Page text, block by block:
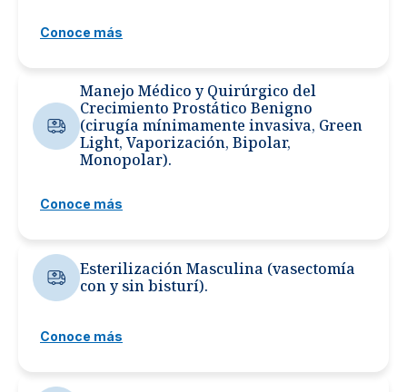
Conoce más
Manejo Médico y Quirúrgico del
Crecimiento Prostático Benigno
(cirugía mínimamente invasiva, Green
Light, Vaporización, Bipolar,
Monopolar).
Conoce más
Esterilización Masculina (vasectomía
con y sin bisturí).
Conoce más